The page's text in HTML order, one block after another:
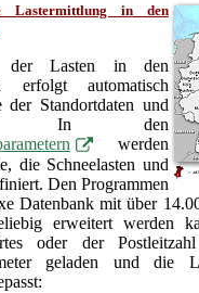
Lastermittlung in den
der Lasten in den
erfolgt automatisch
Standortdaten und
In den
werden
, die Schneelasten und
Den Programmen
Datenbank mit über
erweitert werden
oder der
geladen und die